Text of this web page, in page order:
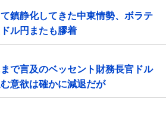
鎮静化してきた中東情勢、ボラテ
ル円またも膠着
で言及のベッセント財務長官ドル
意欲は確かに減退だが